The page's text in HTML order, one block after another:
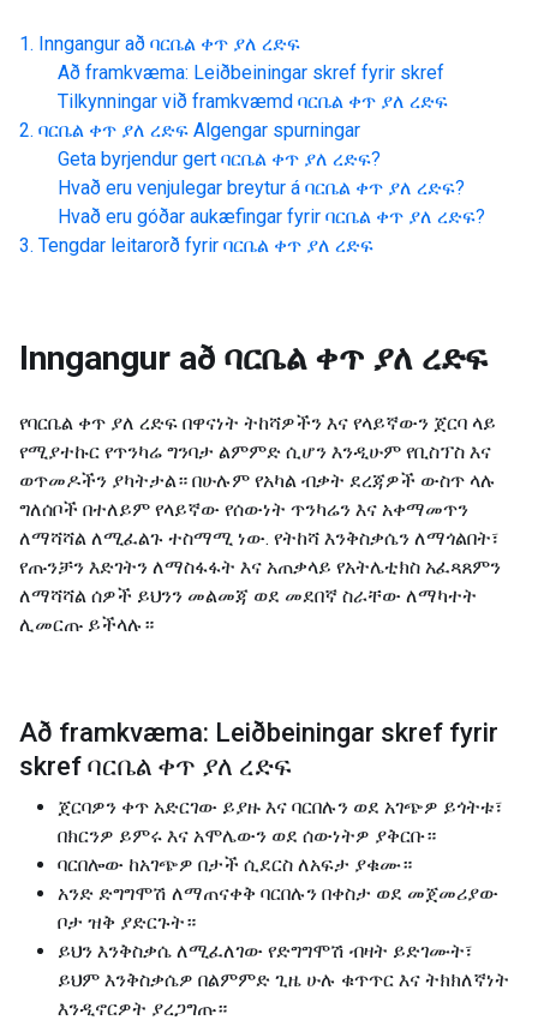
Inngangur að ባርቤል ቀጥ ያለ ረድፍ
Að framkvæma: Leiðbeiningar skref fyrir skref
Tilkynningar við framkvæmd ባርቤል ቀጥ ያለ ረድፍ
ባርቤል ቀጥ ያለ ረድፍ Algengar spurningar
Geta byrjendur gert ባርቤል ቀጥ ያለ ረድፍ?
Hvað eru venjulegar breytur á ባርቤል ቀጥ ያለ ረድፍ?
Hvað eru góðar aukæfingar fyrir ባርቤል ቀጥ ያለ ረድፍ?
Tengdar leitarorð fyrir ባርቤል ቀጥ ያለ ረድፍ
Inngangur að ባርቤል ቀጥ ያለ ረድፍ
የባርቤል ቀጥ ያለ ረድፍ በዋናነት ትከሻዎችን እና የላይኛውን ጀርባ ላይ
የሚያተኩር የጥንካሬ ግንባታ ልምምድ ሲሆን እንዲሁም የቢስፕስ እና
ወጥመዶችን ያካትታል። በሁሉም የአካል ብቃት ደረጃዎች ውስጥ ላሉ
ግለሰቦች በተለይም የላይኛው የሰውነት ጥንካሬን እና አቀማመጥን
ለማሻሻል ለሚፈልጉ ተስማሚ ነው. የትከሻ እንቅስቃሴን ለማጎልበት፣
የጡንቻን እድገትን ለማስፋፋት እና አጠቃላይ የአትሌቲክስ አፈጻጸምን
ለማሻሻል ሰዎች ይህንን መልመጃ ወደ መደበኛ ስራቸው ለማካተት
ሊመርጡ ይችላሉ።
Að framkvæma: Leiðbeiningar skref fyrir
skref ባርቤል ቀጥ ያለ ረድፍ
ጀርባዎን ቀጥ አድርገው ይያዙ እና ባርበሉን ወደ አገጭዎ ይጎትቱ፣
በክርንዎ ይምሩ እና አሞሌውን ወደ ሰውነትዎ ያቅርቡ።
ባርበሎው ከአገጭዎ በታች ሲደርስ ለአፍታ ያቁሙ።
አንድ ድግግሞሽ ለማጠናቀቅ ባርበሉን በቀስታ ወደ መጀመሪያው
ቦታ ዝቅ ያድርጉት።
ይህን እንቅስቃሴ ለሚፈለገው የድግግሞሽ ብዛት ይድገሙት፣
ይህም እንቅስቃሴዎ በልምምድ ጊዜ ሁሉ ቁጥጥር እና ትክክለኛነት
እንዲኖርዎት ያረጋግጡ።